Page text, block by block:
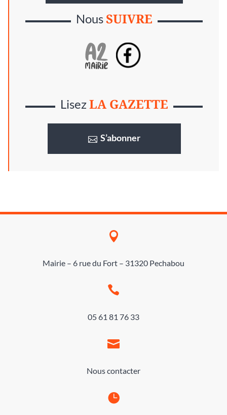
NousSUIVRE
LisezLA GAZETTE
S’abonner

Mairie – 6 rue du Fort – 31320 Pechabou

05 61 81 76 33

Nous contacter
